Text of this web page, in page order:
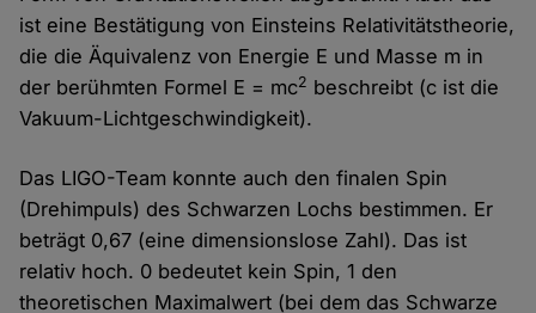
ist eine Bestätigung von Einsteins Relativitätstheorie,
die die Äquivalenz von Energie E und Masse m in
der berühmten Formel E = mc2 beschreibt (c ist die
Vakuum-Lichtgeschwindigkeit).
Das LIGO-Team konnte auch den finalen Spin
(Drehimpuls) des Schwarzen Lochs bestimmen. Er
beträgt 0,67 (eine dimensionslose Zahl). Das ist
relativ hoch. 0 bedeutet kein Spin, 1 den
theoretischen Maximalwert (bei dem das Schwarze